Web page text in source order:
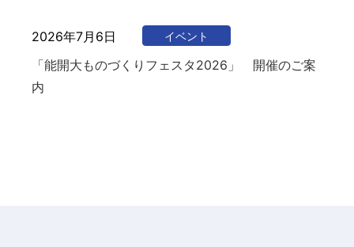
2026年7月6日 イベント
「能開大ものづくりフェスタ2026」 開催のご案
内